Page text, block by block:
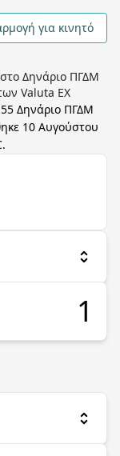
για κινητό
Δηνάριο ΠΓΔΜ
Valuta EX
Δηνάριο ΠΓΔΜ
10 Αυγούστου
.